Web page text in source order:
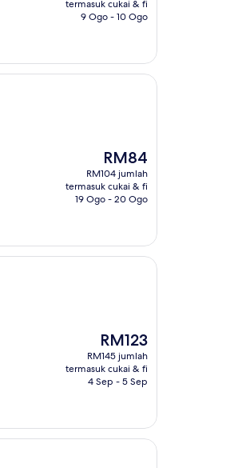
termasuk cukai & fi
9 Ogo - 10 Ogo
Harga
ialah
RM84
RM84
RM104 jumlah
termasuk cukai & fi
19 Ogo - 20 Ogo
Harga
ialah
RM123
RM123
RM145 jumlah
termasuk cukai & fi
4 Sep - 5 Sep